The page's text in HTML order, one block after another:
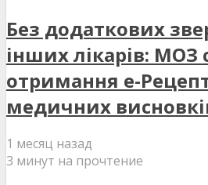
Без додаткових
інших лікарів: МОЗ
отримання е-
медичних
1 месяц назад
3 минут на прочтение